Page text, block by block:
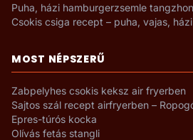
Puha, házi hamburgerzsemle
Csokis csiga recept – puha, vajas,
MOST NÉPSZERŰ
Zabpelyhes csokis keksz air fryerben
Sajtos szál recept airfryerben –
Epres-túrós kocka
Olívás fetás stangli